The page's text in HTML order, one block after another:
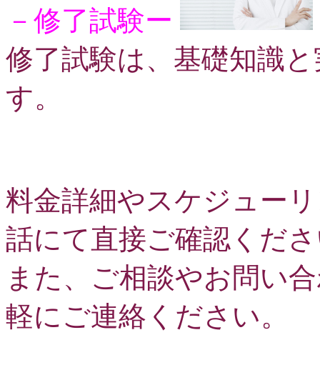
－修了試験ー
修了試験は、基礎知識
す。
料金詳細やスケジュー
話にて直接ご確認くだ
また、ご相談やお問い
軽にご連絡ください。